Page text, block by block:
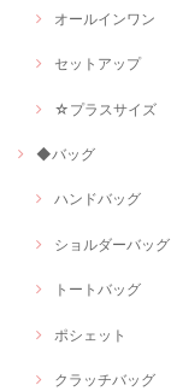
オールインワン
セットアップ
☆プラスサイズ
◆バッグ
ハンドバッグ
ショルダーバッグ
トートバッグ
ポシェット
クラッチバッグ